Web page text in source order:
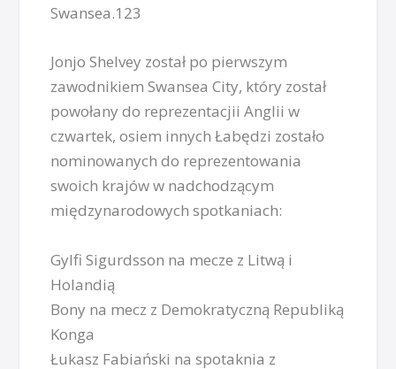
Swansea.123
Jonjo Shelvey został po pierwszym
zawodnikiem Swansea City, który został
powołany do reprezentacjii Anglii w
czwartek, osiem innych Łabędzi zostało
nominowanych do reprezentowania
swoich krajów w nadchodzącym
międzynarodowych spotkaniach:
Gylfi Sigurdsson na mecze z Litwą i
Holandią
Bony na mecz z Demokratyczną Republiką
Konga
Łukasz Fabiański na spotaknia z